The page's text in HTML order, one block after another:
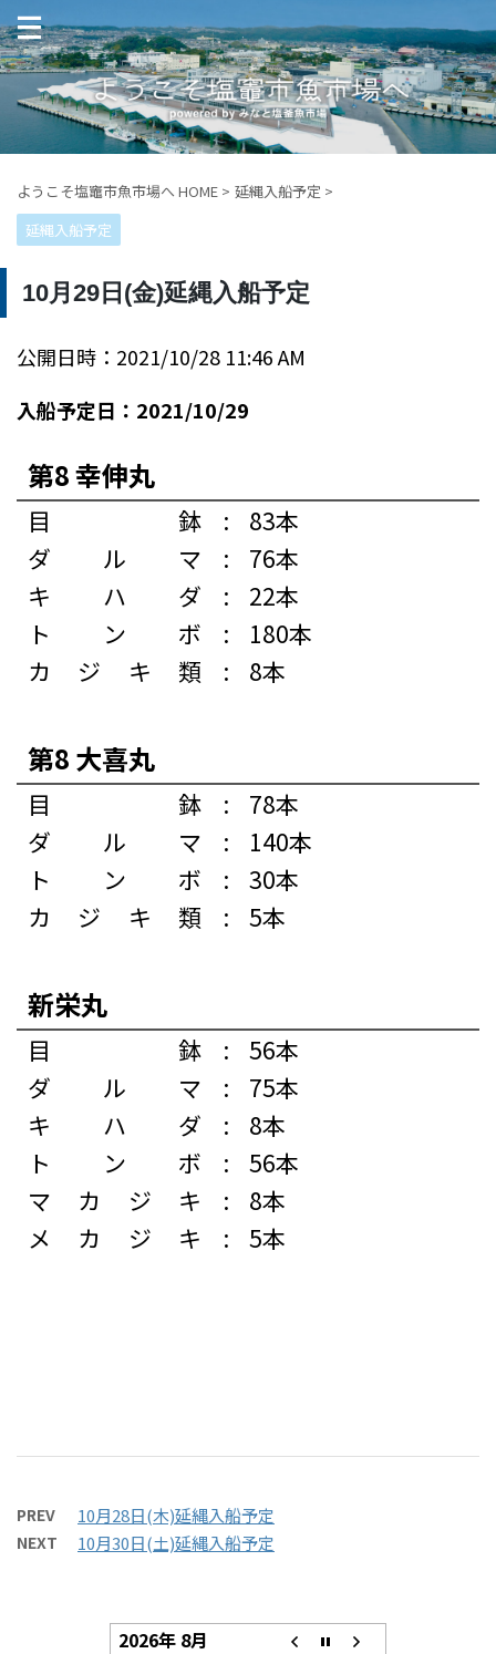
ようこそ塩竈市魚市場へ HOME > 延縄入船予定 >
延縄入船予定
10月29日(金)延縄入船予定
公開日時：2021/10/28 11:46 AM
入船予定日：2021/10/29
第8 幸伸丸
目鉢 :
83本
ダルマ
:
76本
キハダ
:
22本
トンボ
:
180本
カジキ類
: 8本
第8 大喜丸
目鉢 :
78本
ダルマ
:
140本
トンボ
:
30本
カジキ類
: 5本
新栄丸
目鉢 :
56本
ダルマ
:
75本
キハダ
:
8本
トンボ
:
56本
マカジキ
:
8本
メカジキ
: 5本
PREV 10月28日(木)延縄入船予定
NEXT 10月30日(土)延縄入船予定
2026年 8月